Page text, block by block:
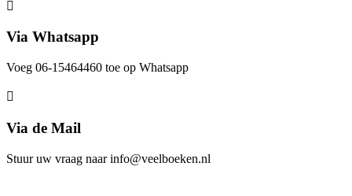
Via Whatsapp
Voeg 06-15464460 toe op Whatsapp
Via de Mail
Stuur uw vraag naar info@veelboeken.nl